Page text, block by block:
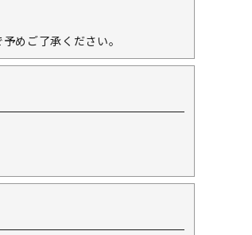
めご了承ください。